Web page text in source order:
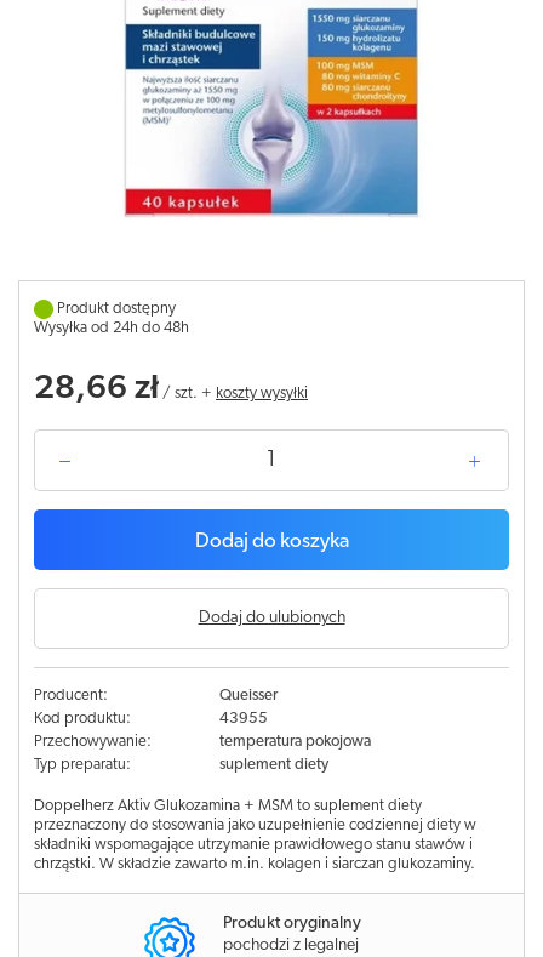
Produkt dostępny
Wysyłka od 24h do 48h
28,66 zł / szt. + koszty wysyłki
Dodaj do koszyka
Dodaj do ulubionych
Producent:
Queisser
Kod produktu:
43955
Przechowywanie:
temperatura pokojowa
Typ preparatu:
suplement diety
Doppelherz Aktiv Glukozamina + MSM to suplement diety
przeznaczony do stosowania jako uzupełnienie codziennej diety w
składniki wspomagające utrzymanie prawidłowego stanu stawów i
chrząstki. W składzie zawarto m.in. kolagen i siarczan glukozaminy.
Produkt oryginalny
pochodzi z legalnej